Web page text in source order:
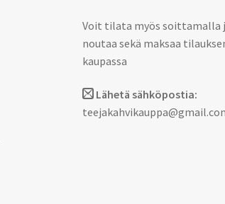
Voit tilata myös soittamalla
noutaa sekä maksaa
kaupassa
Lähetä sähköpostia: